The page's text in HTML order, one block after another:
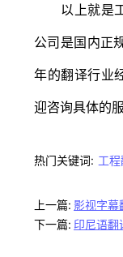
以上就是工
公司是国内正
年的翻译行业
迎咨询具体的
热门关键词: 工
上一篇: 影视字幕
下一篇: 印尼语翻